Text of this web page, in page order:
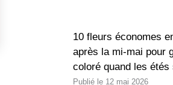
10 fleurs économes
après la mi-mai pour
coloré quand les étés
12 mai 2026